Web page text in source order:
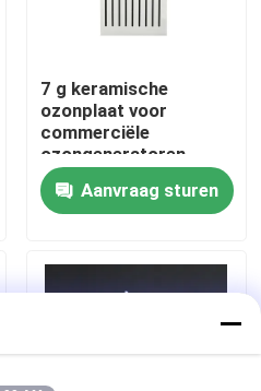
7 g keramische
ozonplaat voor
commerciële
ozongeneratoren
Aanvraag sturen